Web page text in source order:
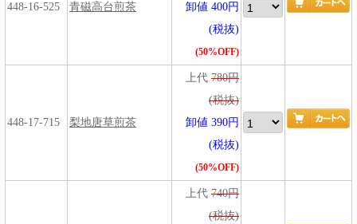
448-16-525 青磁高台煎茶
卸値 400円
(税抜)
(50%OFF)
448-17-715 梨地唐草煎茶
上代 780円
(税抜)
卸値 390円
(税抜)
(50%OFF)
上代 740円
(税抜)